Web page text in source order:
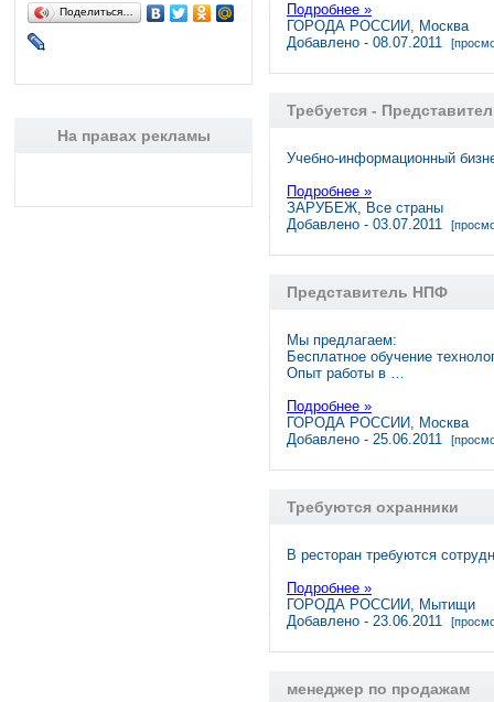
Поделиться…
На правах рекламы
Подробнее »
ГОРОДА РОССИИ, Москва
Добавлено - 08.07.2011
Требуется -
Учебно-информационный
Подробнее »
ЗАРУБЕЖ, Все страны
Добавлено - 03.07.2011
Представитель НПФ
Мы предлагаем:
Бесплатное обучение
Опыт работы в …
Подробнее »
ГОРОДА РОССИИ, Москва
Добавлено - 25.06.2011
Требуются охранники
В ресторан требуются
Подробнее »
ГОРОДА РОССИИ, Мытищи
Добавлено - 23.06.2011
менеджер по продажам